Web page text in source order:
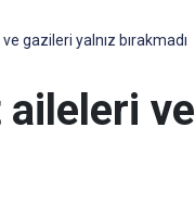
gazileri yalnız bırakmadı
ve